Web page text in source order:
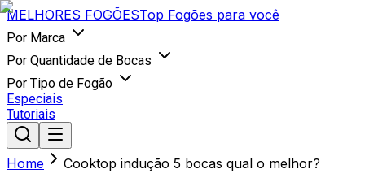
MELHORES FOGÕESTop Fogões para você
Por Marca
Por Quantidade de Bocas
Por Tipo de Fogão
Especiais
Tutoriais
Home Cooktop indução 5 bocas qual o melhor?